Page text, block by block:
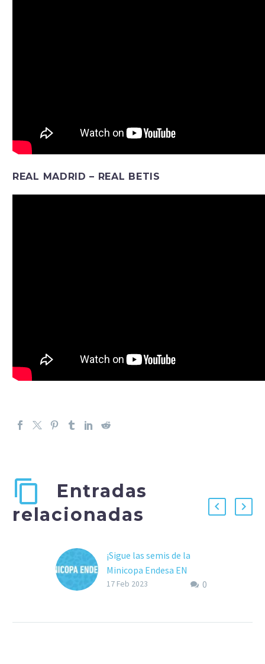
REAL MADRID – REAL BETIS
Entradas
relacionadas
¡Sigue las semis de la
Minicopa Endesa EN
DIRECTO!
0
17 Feb 2023